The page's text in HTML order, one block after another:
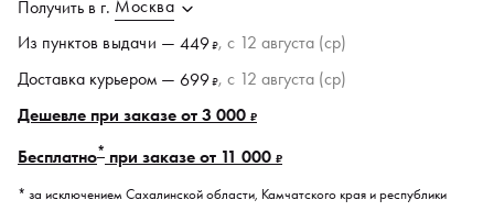
Получить в г. Москва
Из пунктов выдачи — 449₽, c 12 августа (ср)
Доставка курьером — 699₽, c 12 августа (ср)
Дешевле при заказе от 3 000 ₽
Бесплатно* при заказе от 11 000 ₽
* за исключением Сахалинской области, Камчатского края и республики